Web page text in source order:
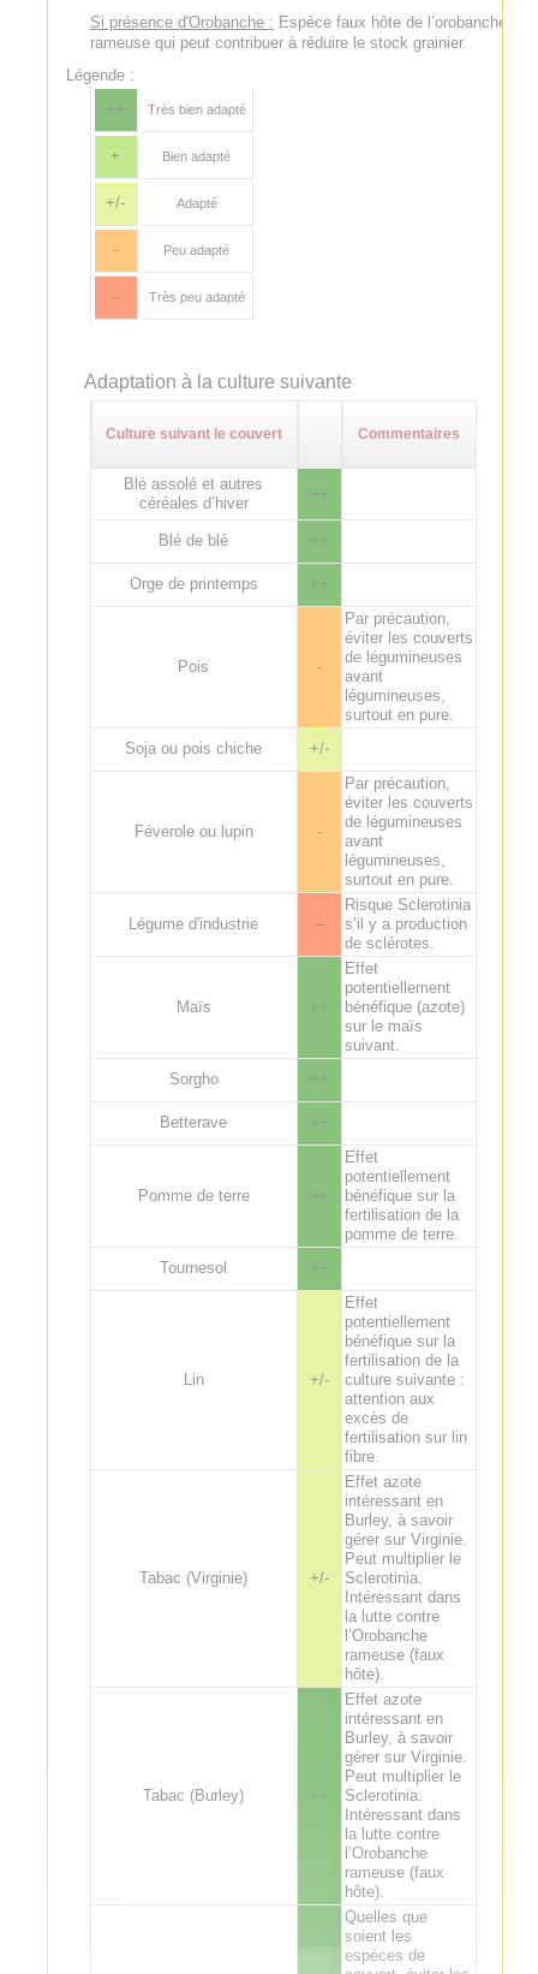
Si présence d'Orobanche : Espèce faux hôte de l’orobanche
rameuse qui peut contribuer à réduire le stock grainier.
Légende :
++
Très bien adapté
+ Bien adapté
+/- Adapté
- Peu adapté
-- Très peu adapté
Adaptation à la culture suivante
Culture suivant le couvert Commentaires
Blé assolé et autres
céréales d’hiver
++
Blé de blé ++
Orge de printemps ++
Pois -
Par précaution,
éviter les couverts
de légumineuses
avant
légumineuses,
surtout en pure.
Soja ou pois chiche
+/-
Féverole ou lupin -
Par précaution,
éviter les couverts
de légumineuses
avant
légumineuses,
surtout en pure.
Légume d'industrie --
Risque Sclerotinia
s’il y a production
de sclérotes.
Maïs ++
Effet
potentiellement
bénéfique (azote)
sur le maïs
suivant.
Sorgho
++
Betterave ++
Pomme de terre ++
Effet
potentiellement
bénéfique sur la
fertilisation de la
pomme de terre.
Tournesol
++
Lin +/-
Effet
potentiellement
bénéfique sur la
fertilisation de la
culture suivante :
attention aux
excès de
fertilisation sur lin
fibre.
Tabac (Virginie) +/-
Effet azote
intéressant en
Burley, à savoir
gérer sur Virginie.
Peut multiplier le
Sclerotinia.
Intéressant dans
la lutte contre
l’Orobanche
rameuse (faux
hôte).
Tabac (Burley) ++
Effet azote
intéressant en
Burley, à savoir
gérer sur Virginie.
Peut multiplier le
Sclerotinia.
Intéressant dans
la lutte contre
l’Orobanche
rameuse (faux
hôte).
Quelles que
soient les
espèces de